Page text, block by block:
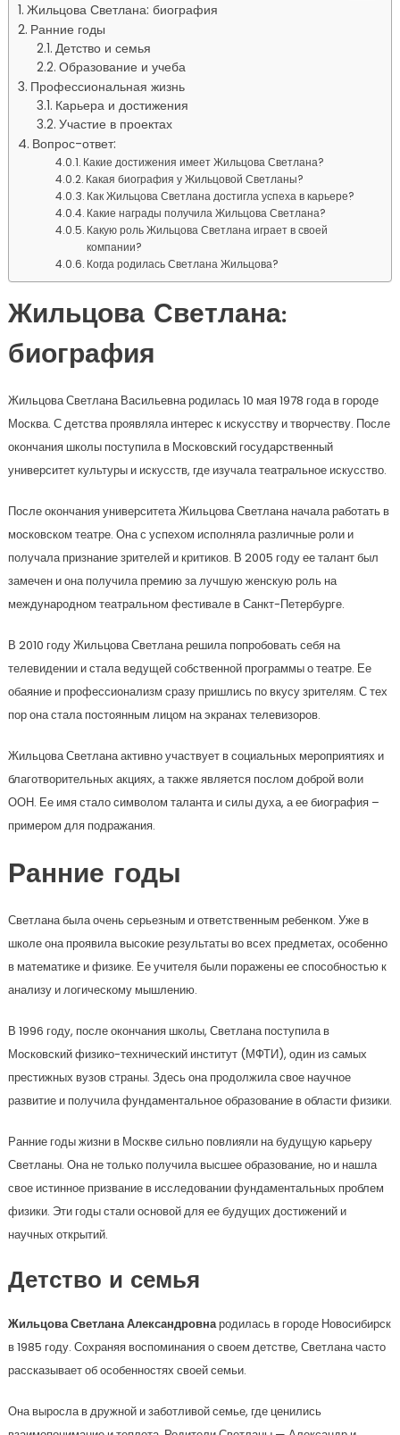
Жильцова Светлана: биография
Ранние годы
Детство и семья
Образование и учеба
Профессиональная жизнь
Карьера и достижения
Участие в проектах
Вопрос-ответ:
Какие достижения имеет Жильцова Светлана?
Какая биография у Жильцовой Светланы?
Как Жильцова Светлана достигла успеха в карьере?
Какие награды получила Жильцова Светлана?
Какую роль Жильцова Светлана играет в своей
компании?
Когда родилась Светлана Жильцова?
Жильцова Светлана:
биография
Жильцова Светлана Васильевна родилась 10 мая 1978 года в городе
Москва. С детства проявляла интерес к искусству и творчеству. После
окончания школы поступила в Московский государственный
университет культуры и искусств, где изучала театральное искусство.
После окончания университета Жильцова Светлана начала работать в
московском театре. Она с успехом исполняла различные роли и
получала признание зрителей и критиков. В 2005 году ее талант был
замечен и она получила премию за лучшую женскую роль на
международном театральном фестивале в Санкт-Петербурге.
В 2010 году Жильцова Светлана решила попробовать себя на
телевидении и стала ведущей собственной программы о театре. Ее
обаяние и профессионализм сразу пришлись по вкусу зрителям. С тех
пор она стала постоянным лицом на экранах телевизоров.
Жильцова Светлана активно участвует в социальных мероприятиях и
благотворительных акциях, а также является послом доброй воли
ООН. Ее имя стало символом таланта и силы духа, а ее биография –
примером для подражания.
Ранние годы
Светлана была очень серьезным и ответственным ребенком. Уже в
школе она проявила высокие результаты во всех предметах, особенно
в математике и физике. Ее учителя были поражены ее способностью к
анализу и логическому мышлению.
В 1996 году, после окончания школы, Светлана поступила в
Московский физико-технический институт (МФТИ), один из самых
престижных вузов страны. Здесь она продолжила свое научное
развитие и получила фундаментальное образование в области физики.
Ранние годы жизни в Москве сильно повлияли на будущую карьеру
Светланы. Она не только получила высшее образование, но и нашла
свое истинное призвание в исследовании фундаментальных проблем
физики. Эти годы стали основой для ее будущих достижений и
научных открытий.
Детство и семья
Жильцова Светлана Александровнародилась в городе Новосибирск
в 1985 году. Сохраняя воспоминания о своем детстве, Светлана часто
рассказывает об особенностях своей семьи.
Она выросла в дружной и заботливой семье, где ценились